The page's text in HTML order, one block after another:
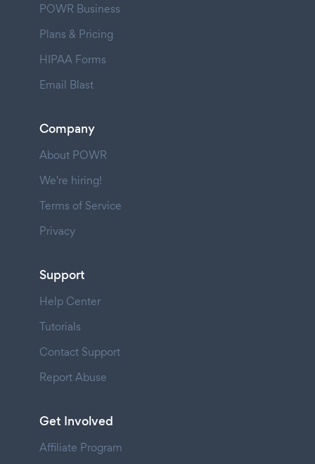
POWR Business
Plans & Pricing
HIPAA Forms
Email Blast
Company
About POWR
We're hiring!
Terms of Service
Privacy
Support
Help Center
Tutorials
Contact Support
Report Abuse
Get Involved
Affiliate Program